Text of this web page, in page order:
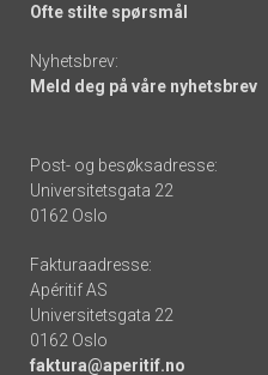
Ofte stilte spørsmål
Nyhetsbrev:
Meld deg på våre nyhetsbrev
Post- og besøksadresse:
Universitetsgata 22
0162 Oslo
Fakturaadresse:
Apéritif AS
Universitetsgata 22
0162 Oslo
faktura@aperitif.no